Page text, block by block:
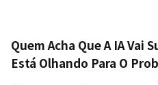
Quem Acha Que A IA Vai
Está Olhando Para O